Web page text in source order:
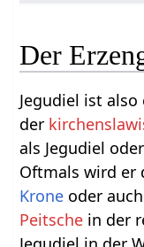
Der
Jegudiel ist
der
als Jegudiel
Oftmals wird er
Krone oder
Peitsche in der